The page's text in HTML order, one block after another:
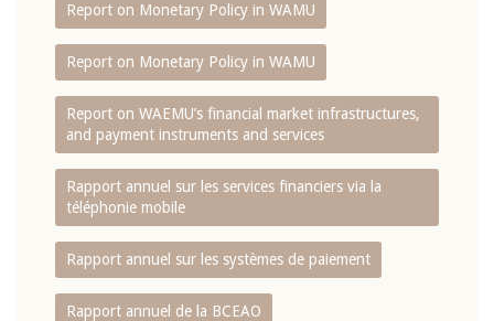
Report on Monetary Policy in WAMU
Report on Monetary Policy in WAMU
Report on WAEMU’s financial market infrastructures,
and payment instruments and services
Rapport annuel sur les services financiers via la
téléphonie mobile
Rapport annuel sur les systèmes de paiement
Rapport annuel de la BCEAO